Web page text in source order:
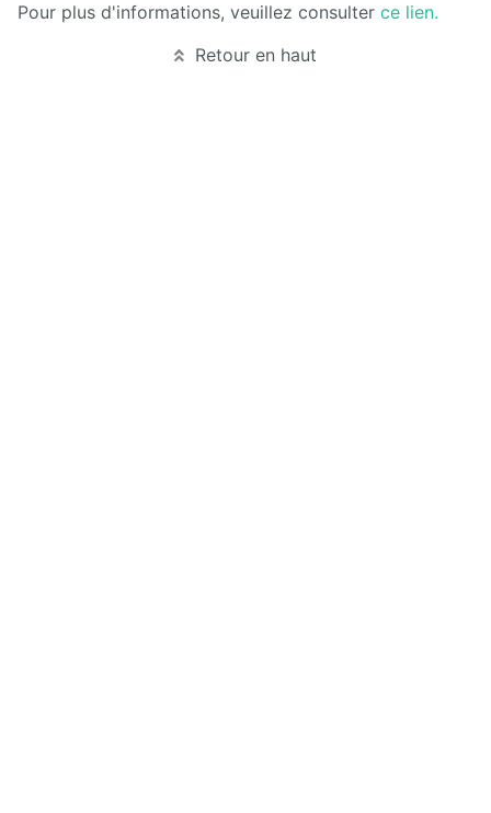
Manuel
Pour plus d'informations, veuillez consulter ce lien.
Retour en haut